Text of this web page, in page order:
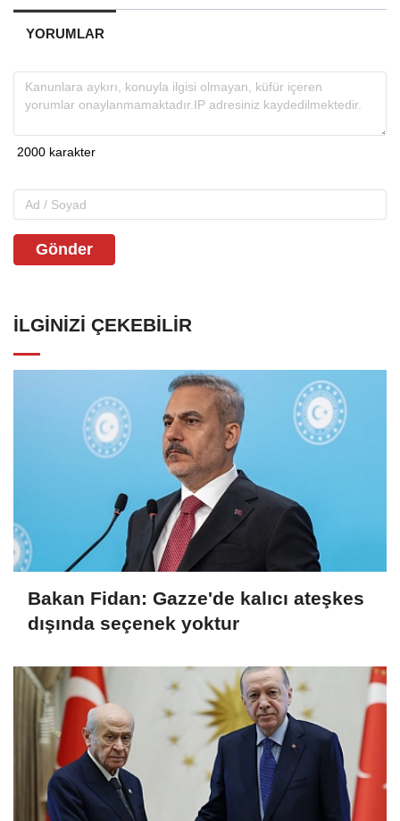
YORUMLAR
Gönder
İLGINIZI ÇEKEBILIR
Bakan Fidan: Gazze'de kalıcı ateşkes
dışında seçenek yoktur